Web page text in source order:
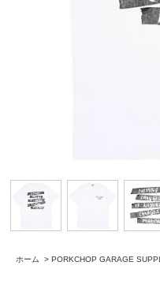
ホーム > PORKCHOP GARAGE